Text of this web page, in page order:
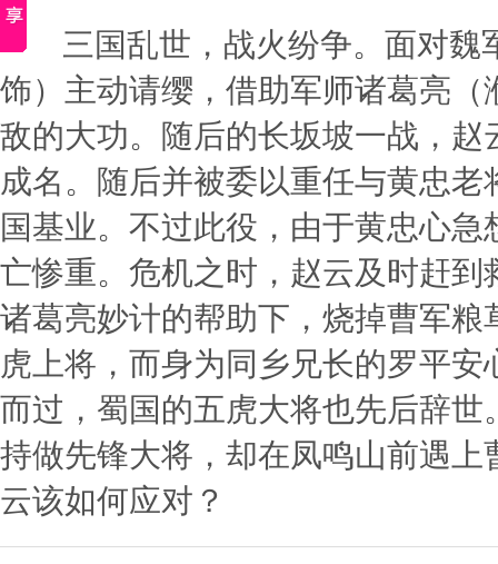
三国乱世，战火纷争。面对魏
饰）主动请缨，借助军师诸葛亮
敌的大功。随后的长坂坡一战，
成名。随后并被委以重任与黄忠
国基业。不过此役，由于黄忠心
亡惨重。危机之时，赵云及时赶
诸葛亮妙计的帮助下，烧掉曹军
虎上将，而身为同乡兄长的罗平
而过，蜀国的五虎大将也先后辞
持做先锋大将，却在凤鸣山前遇
云该如何应对？